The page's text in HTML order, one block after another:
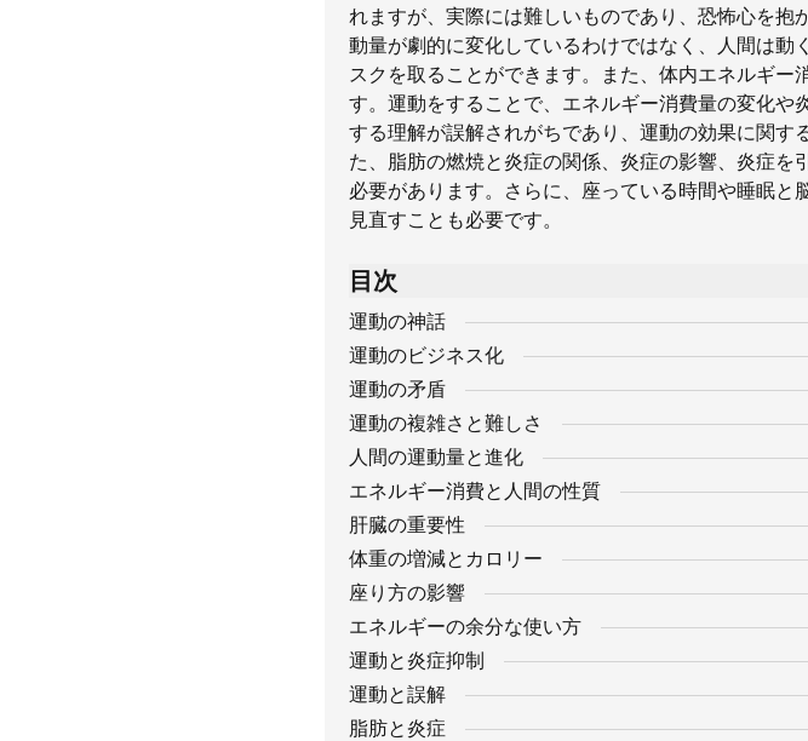
れますが、実際には難しいものであり、恐怖心を
動量が劇的に変化しているわけではなく、人間は動
スクを取ることができます。また、体内エネルギー
す。運動をすることで、エネルギー消費量の変化
する理解が誤解されがちであり、運動の効果に関す
た、脂肪の燃焼と炎症の関係、炎症の影響、炎症
必要があります。さらに、座っている時間や睡眠
見直すことも必要です。
目次
運動の神話
運動のビジネス化
運動の矛盾
運動の複雑さと難しさ
人間の運動量と進化
エネルギー消費と人間の性質
肝臓の重要性
体重の増減とカロリー
座り方の影響
エネルギーの余分な使い方
運動と炎症抑制
運動と誤解
脂肪と炎症